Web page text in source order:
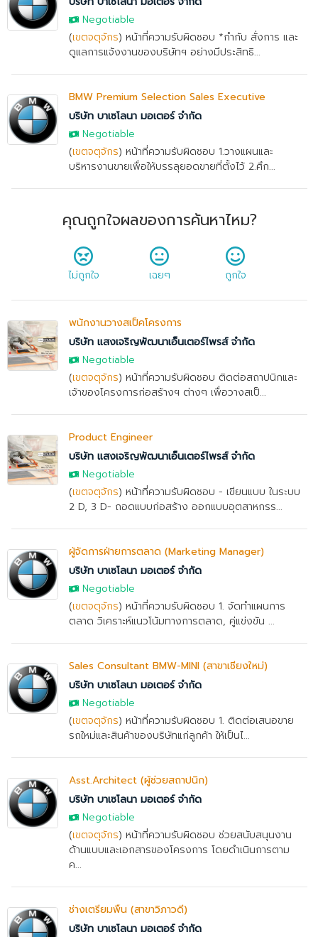
Negotiable
(เขตจตุจักร) หน้าที่ความรับผิดชอบ *กำกับ สั่งการ และ
ดูแลการแจ้งงานของบริษัทฯ อย่างมีประสิทธิ...
BMW Premium Selection Sales Executive
บริษัท บาเซโลนา มอเตอร์ จำกัด
Negotiable
(เขตจตุจักร) หน้าที่ความรับผิดชอบ 1.วางแผนและ
บริหารงานขายเพื่อให้บรรลุยอดขายที่ตั้งไว้ 2.ศึก...
คุณถูกใจผลของการค้นหาไหม?
ไม่ถูกใจ เฉยๆ ถูกใจ
พนักงานวางสเป็คโครงการ
บริษัท แสงเจริญพัฒนาเอ็นเตอร์ไพรส์ จำกัด
Negotiable
(เขตจตุจักร) หน้าที่ความรับผิดชอบ ติดต่อสถาปนิกและ
เจ้าของโครงการก่อสร้างฯ ต่างๆ เพื่อวางสเป็...
Product Engineer
บริษัท แสงเจริญพัฒนาเอ็นเตอร์ไพรส์ จำกัด
Negotiable
(เขตจตุจักร) หน้าที่ความรับผิดชอบ - เขียนแบบ ในระบบ
2 D, 3 D- ถอดแบบก่อสร้าง ออกแบบอุตสาหกรร...
ผู้จัดการฝ่ายการตลาด (Marketing Manager)
บริษัท บาเซโลนา มอเตอร์ จำกัด
Negotiable
(เขตจตุจักร) หน้าที่ความรับผิดชอบ 1. จัดทำแผนการ
ตลาด วิเคราะห์แนวโน้มทางการตลาด, คู่แข่งขัน ...
Sales Consultant BMW-MINI (สาขาเชียงใหม่)
บริษัท บาเซโลนา มอเตอร์ จำกัด
Negotiable
(เขตจตุจักร) หน้าที่ความรับผิดชอบ 1. ติดต่อเสนอขาย
รถใหม่และสินค้าของบริษัทแก่ลูกค้า ให้เป็นไ...
Asst.Architect (ผู้ช่วยสถาปนิก)
บริษัท บาเซโลนา มอเตอร์ จำกัด
Negotiable
(เขตจตุจักร) หน้าที่ความรับผิดชอบ ช่วยสนับสนุนงาน
ด้านแบบและเอกสารของโครงการ โดยดำเนินการตาม
ค...
ช่างเตรียมพื้น (สาขาวิภาวดี)
บริษัท บาเซโลนา มอเตอร์ จำกัด